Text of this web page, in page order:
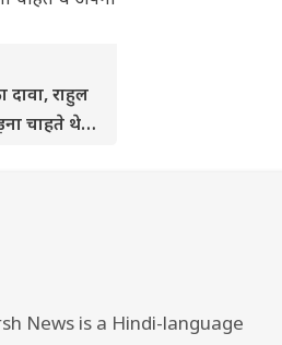
राहुल
चाहते थे
News is a Hindi-language